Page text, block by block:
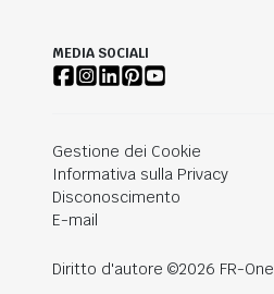
MEDIA SOCIALI
Gestione dei Cookie
Informativa sulla Privacy
Disconoscimento
E-mail
Diritto d'autore ©2026 FR-One